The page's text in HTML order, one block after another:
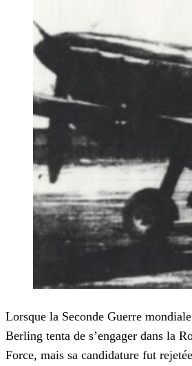
Lorsque la Seconde Guerre
Berling tenta de s’engager dans la
Force, mais sa candidature fut